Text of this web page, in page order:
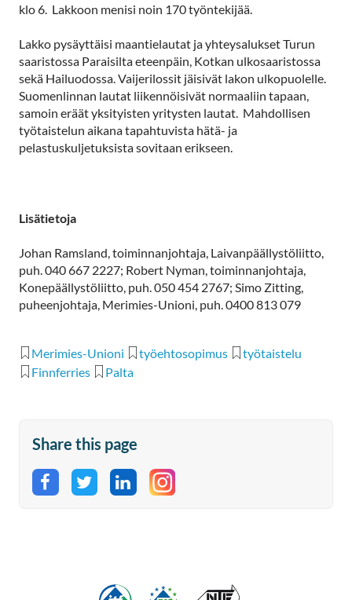
klo 6. Lakkoon menisi noin 170 työntekijää.
Lakko pysäyttäisi maantielautat ja yhteysalukset Turun
saaristossa Paraisilta eteenpäin, Kotkan ulkosaaristossa
sekä Hailuodossa. Vaijerilossit jäisivät lakon ulkopuolelle.
Suomenlinnan lautat liikennöisivät normaaliin tapaan,
samoin eräät yksityisten yritysten lautat. Mahdollisen
työtaistelun aikana tapahtuvista hätä- ja
pelastuskuljetuksista sovitaan erikseen.
Lisätietoja
Johan Ramsland, toiminnanjohtaja, Laivanpäällystöliitto,
puh. 040 667 2227; Robert Nyman, toiminnanjohtaja,
Konepäällystöliitto, puh. 050 454 2767; Simo Zitting,
puheenjohtaja, Merimies-Unioni, puh. 0400 813 079
Merimies-Unioni työehtosopimus
työtaistelu
Finnferries
Palta
Share this page
Share on Facebook
Share on Twitter
Share on LinkedIn